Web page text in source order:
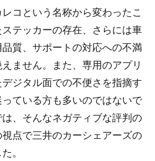
コという名称から変わったこ
テッカーの存在、さらには車
質、サポートの対応への不満
ません。また、専用のアプリ
ジタル面での不便さを指摘す
ている方も多いのではないで
、そんなネガティブな評判の
点で三井のカーシェアーズの
。